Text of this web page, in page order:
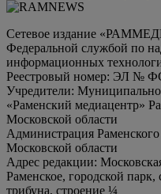
Сетевое издание
Федеральной службой по
информационных
Реестровый номер: ЭЛ №
Учредители:
«Раменский медиацентр»
Московской области
Администрация
Московской области
Адрес редакции:
Раменское, городской
трибуна, строение ¼